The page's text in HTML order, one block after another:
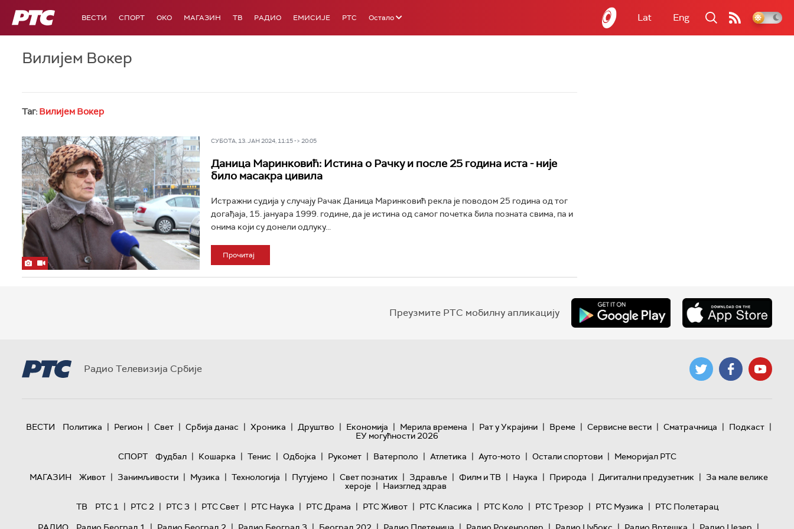
РТС ВЕСТИ СПОРТ OKO МАГАЗИН ТВ РАДИО ЕМИСИЈЕ РТС Остало Lat Eng
Вилијем Вокер
Таг: Вилијем Вокер
СУБОТА, 13. ЈАН 2024, 11:15 -> 20:05
Даница Маринковић: Истина о Рачку и после 25 година иста - није
било масакра цивила
Истражни судија у случају Рачак Даница Маринковић рекла је поводом 25 година од тог
догађаја, 15. јануара 1999. године, да је истина од самог почетка била позната свима, па и
онима који су донели одлуку...
Прочитај
Преузмите РТС мобилну апликацију
Радио Телевизија Србије
ВЕСТИ Политика | Регион | Свет | Србија данас | Хроника | Друштво | Економија | Мерила времена | Рат у Украјини | Време | Сервисне вести | Сматрачница | Подкаст |
ЕУ могућности 2026
СПОРТ
Фудбал | Кошарка | Тенис | Одбојка | Рукомет | Ватерполо | Атлетика | Ауто-мото | Остали спортови | Меморијал РТС
МАГАЗИН
Живот | Занимљивости | Музика | Технологијa | Путујемо | Свет познатих | Здравље | Филм и ТВ | Наука | Природа | Дигитални предузетник | За мале велике
хероје | Наизглед здрав
ТВ
РТС 1 | РТС 2 | РТС 3 | РТС Свет | РТС Наука | РТС Драма | РТС Живот | РТС Класика | РТС Коло | РТС Трезор | РТС Музика | РТС Полетарац